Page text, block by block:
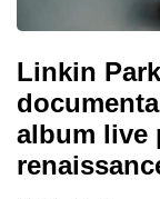
Linkin
album live